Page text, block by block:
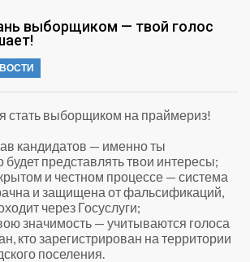
выборщиком — твой голос
стать выборщиком на праймериз!
кандидатов — именно ты
представлять твои интересы;
и честном процессе — система
и защищена от фальсификаций,
через Госуслуги;
значимость — учитываются голоса
кто зарегистрирован на территории
поселения.